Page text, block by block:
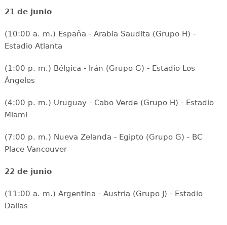
21 de junio
(10:00 a. m.) España - Arabia Saudita (Grupo H) -
Estadio Atlanta
(1:00 p. m.) Bélgica - Irán (Grupo G) - Estadio Los
Ángeles
(4:00 p. m.) Uruguay - Cabo Verde (Grupo H) - Estadio
Miami
(7:00 p. m.) Nueva Zelanda - Egipto (Grupo G) - BC
Place Vancouver
22 de junio
(11:00 a. m.) Argentina - Austria (Grupo J) - Estadio
Dallas